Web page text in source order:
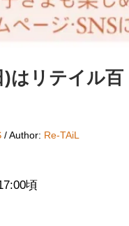
)はリテイル百
/Author: Re-TAiL
頃